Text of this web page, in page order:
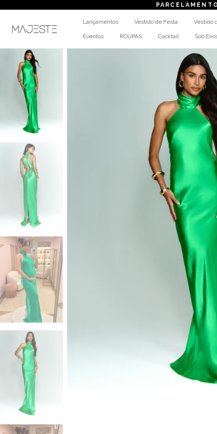
PARCELAMENTOem até
Lançamentos Vestido de Festa Vestido
Eventos ROUPAS Cocktail Sob